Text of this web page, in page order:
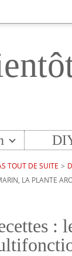
TOUT DE SUITE >
LA PLANTE
: